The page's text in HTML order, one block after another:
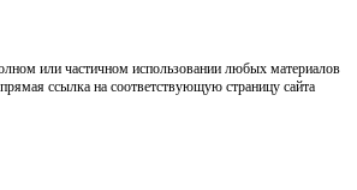
или частичном использовании любых материалов
ссылка на соответствующую страницу сайта